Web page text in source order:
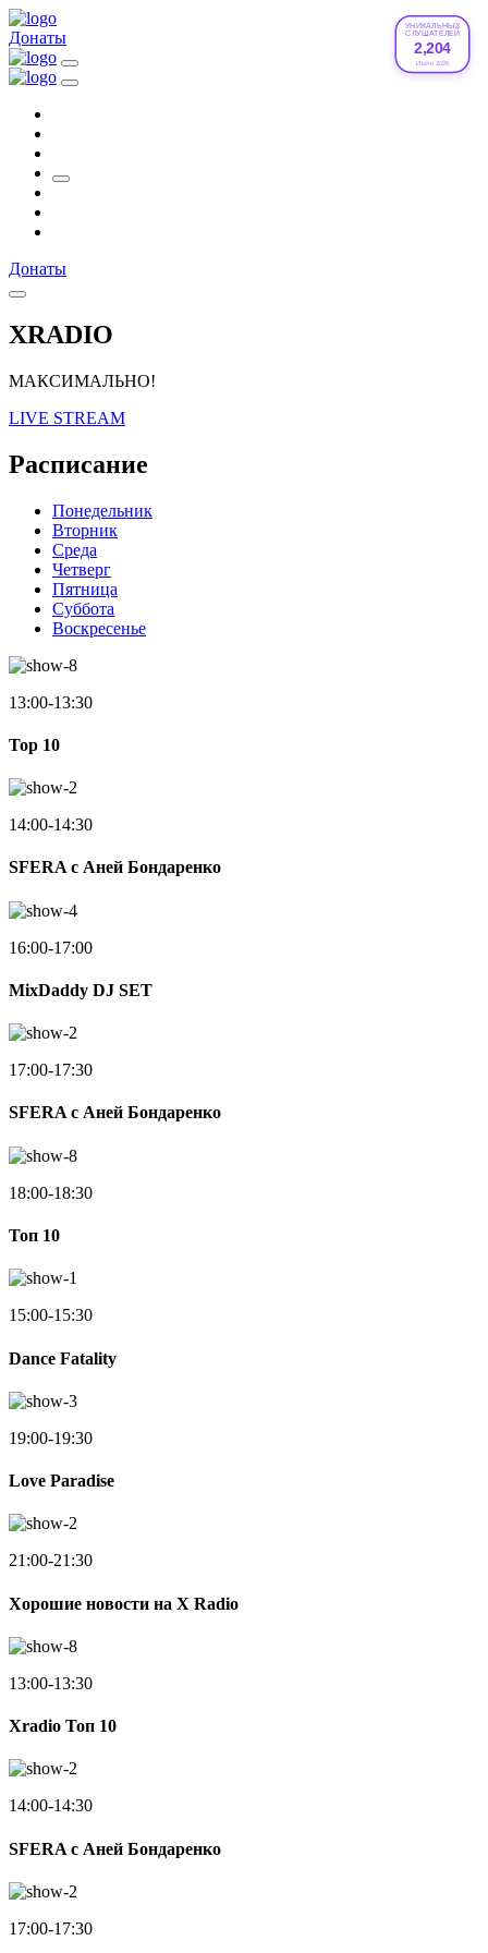
УНИКАЛЬНЫХ
СЛУШАТЕЛЕЙ
2,204
Июле 2026
Донаты
Донаты
XRADIO
МАКСИМАЛЬНО!
LIVE STREAM
Расписание
Понедельник
Вторник
Среда
Четверг
Пятница
Суббота
Воскресенье
13:00-13:30
Top 10
14:00-14:30
SFERA с Аней Бондаренко
16:00-17:00
MixDaddy DJ SET
17:00-17:30
SFERA с Аней Бондаренко
18:00-18:30
Toп 10
15:00-15:30
Dance Fatality
19:00-19:30
Love Paradise
21:00-21:30
Хорошие новости на X Radio
13:00-13:30
Xradio Топ 10
14:00-14:30
SFERA с Аней Бондаренко
17:00-17:30